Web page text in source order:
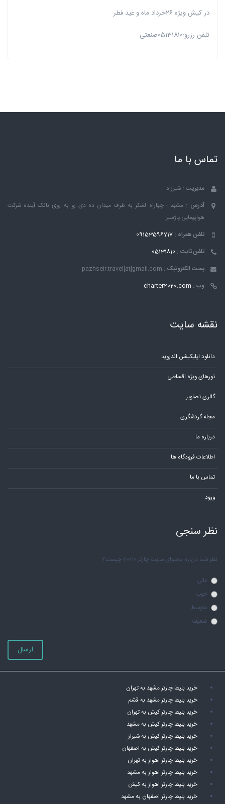
در کیش ویژه 26خرداد ماه و عید فطر
تلفن رزرو:05131810صنعتی
تماس با ما
مدیریت : شیرزاد
آدرس : مشهد - چهاراه لشکر به طرف میدان ده دی رو به روی بانک ٱینده شرکت
هواپیمایی پاژسیر
تلفن همراه : 09153596717
تلفن ثابت : 05131810
پست الکترونیک : pazhseir.travel[at]gmail.com
وب : charter2020.com
نقشه سایت
دانلود اپلیکیشن اندروید
تورهای ویژه اقساطی
گالری تصاویر
مجله گردشگری
درباره ما
اطلاعات فرودگاه ها
تماس با ما
ورود
نظر سنجی
نظر شما درباره محتوای سایت چارتر 2020 چیست؟
عالی
خوب
متوسط
ضعیف
ارسال
خرید بلیط چارتر مشهد به تهران
خرید بلیط چارتر مشهد به قشم
خرید بلیط چارتر کیش به تهران
خرید بلیط چارتر کیش به مشهد
خرید بلیط چارتر کیش به شیراز
خرید بلیط چارتر کیش به اصفهان
خرید بلیط چارتر اهواز به تهران
خرید بلیط چارتر اهواز به مشهد
خرید بلیط چارتر اهواز به کیش
خرید بلیط چارتر اصفهان به مشهد